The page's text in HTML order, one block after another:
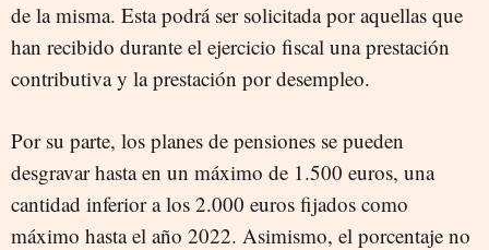
de la misma. Esta podrá ser solicitada por aquellas que
han recibido durante el ejercicio fiscal una prestación
contributiva y la prestación por desempleo.
Por su parte, los planes de pensiones se pueden
desgravar hasta en un máximo de 1.500 euros, una
cantidad inferior a los 2.000 euros fijados como
máximo hasta el año 2022. Asimismo, el porcentaje no